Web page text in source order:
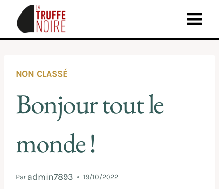
NON CLASSÉ
Bonjour tout le
monde !
Par admin7893 19/10/2022